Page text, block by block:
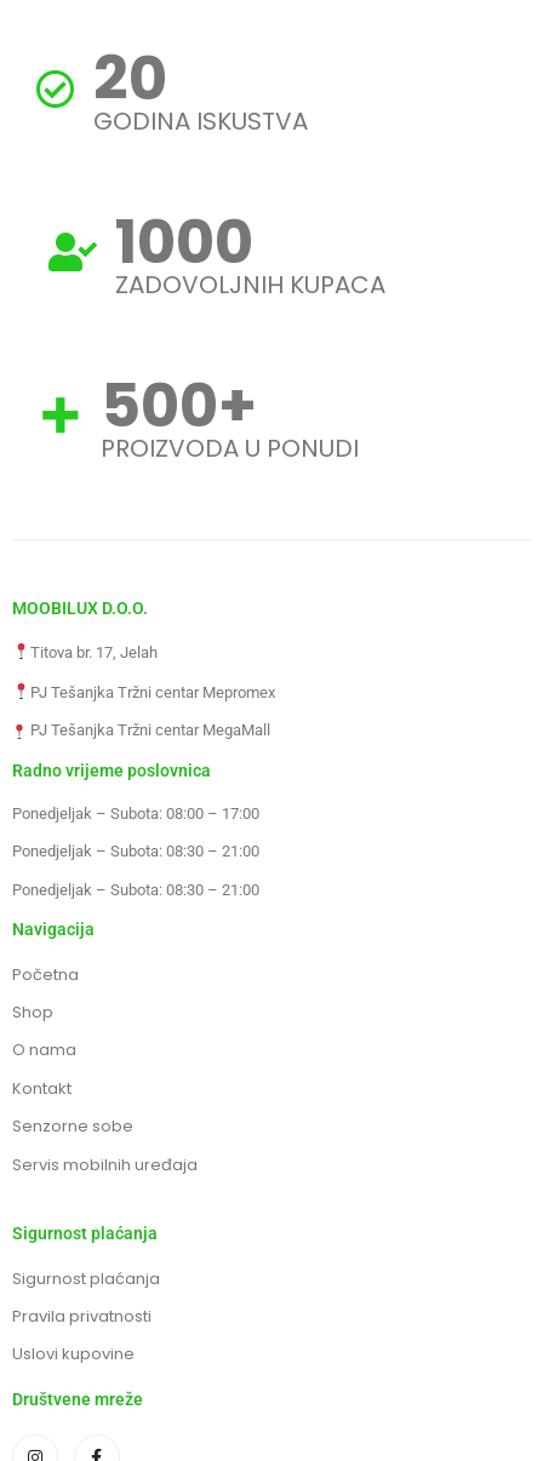
20
GODINA ISKUSTVA
1000
ZADOVOLJNIH KUPACA
500+
PROIZVODA U PONUDI
MOOBILUX D.O.O.
Titova br. 17, Jelah
PJ Tešanjka Tržni centar Mepromex
PJ Tešanjka Tržni centar MegaMall
Radno vrijeme poslovnica
Ponedjeljak – Subota: 08:00 – 17:00
Ponedjeljak – Subota: 08:30 – 21:00
Ponedjeljak – Subota: 08:30 – 21:00
Navigacija
Početna
Shop
O nama
Kontakt
Senzorne sobe
Servis mobilnih uređaja
Sigurnost plaćanja
Sigurnost plaćanja
Pravila privatnosti
Uslovi kupovine
Društvene mreže